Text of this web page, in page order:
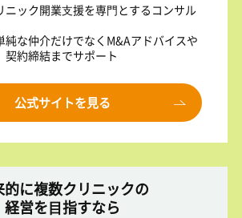
ニック開業⽀援を専⾨とするコンサル
純な仲介だけでなくM&Aアドバイスや
契約締結までサポート
公式サイトを見る
的に複数クリニックの
経営を⽬指すなら